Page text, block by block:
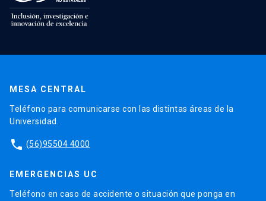
MESA CENTRAL
Teléfono para comunicarse con las distintas áreas de la
Universidad.
phone (56)95504 4000
EMERGENCIAS UC
Teléfono en caso de accidente o situación que ponga en